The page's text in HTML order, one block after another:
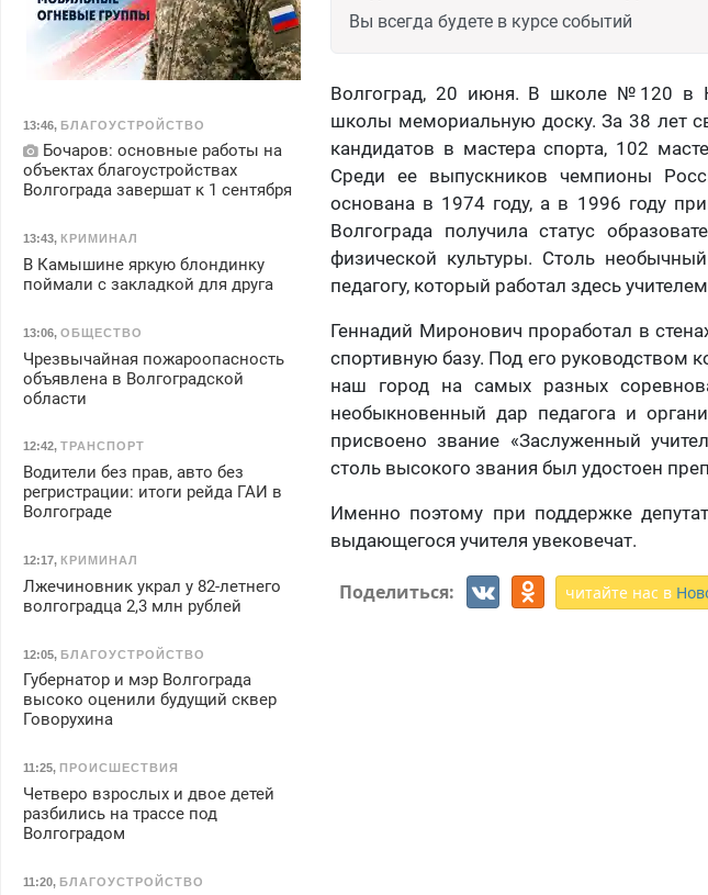
Вы всегда будете в курсе событий
Волгоград, 20 июня. В школе №120 в
школы мемориальную доску. За 38 лет
кандидатов в мастера спорта, 102
Среди ее выпускников чемпионы
основана в 1974 году, а в 1996 году
Волгограда получила статус
физической культуры. Столь
педагогу, который работал здесь
Геннадий Миронович проработал в
спортивную базу. Под его
наш город на самых разных
необыкновенный дар педагога и
присвоено звание «Заслуженный
столь высокого звания был удостоен
Именно поэтому при поддержке
выдающегося учителя увековечат.
Поделиться: читайте нас в
13:46, БЛАГОУСТРОЙСТВО
Бочаров: основные работы на
объектах благоустройствах
Волгограда завершат к 1 сентября
13:43, КРИМИНАЛ
В Камышине яркую блондинку
поймали с закладкой для друга
13:06, ОБЩЕСТВО
Чрезвычайная пожароопасность
объявлена в Волгоградской
области
12:42, ТРАНСПОРТ
Водители без прав, авто без
регристрации: итоги рейда ГАИ в
Волгограде
12:17, КРИМИНАЛ
Лжечиновник украл у 82-летнего
волгоградца 2,3 млн рублей
12:05, БЛАГОУСТРОЙСТВО
Губернатор и мэр Волгограда
высоко оценили будущий сквер
Говорухина
11:25, ПРОИСШЕСТВИЯ
Четверо взрослых и двое детей
разбились на трассе под
Волгоградом
11:20, БЛАГОУСТРОЙСТВО